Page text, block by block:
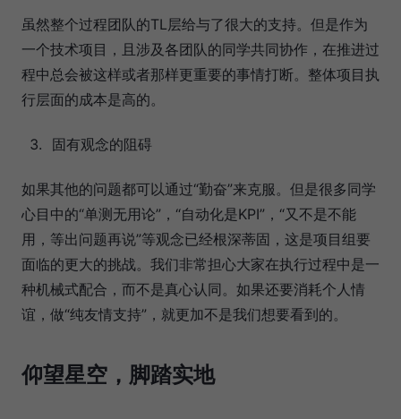
虽然整个过程团队的TL层给与了很大的支持。但是作为
一个技术项目，且涉及各团队的同学共同协作，在推进过
程中总会被这样或者那样更重要的事情打断。整体项目执
行层面的成本是高的。
固有观念的阻碍
如果其他的问题都可以通过“勤奋”来克服。但是很多同学
心目中的“单测无用论”，“自动化是KPI”，“又不是不能
用，等出问题再说”等观念已经根深蒂固，这是项目组要
面临的更大的挑战。我们非常担心大家在执行过程中是一
种机械式配合，而不是真心认同。如果还要消耗个人情
谊，做“纯友情支持”，就更加不是我们想要看到的。
仰望星空，脚踏实地